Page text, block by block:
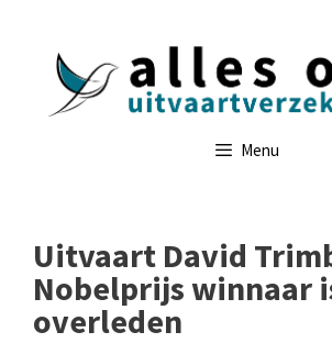
Menu
Uitvaart David
Nobelprijs winnaar
overleden